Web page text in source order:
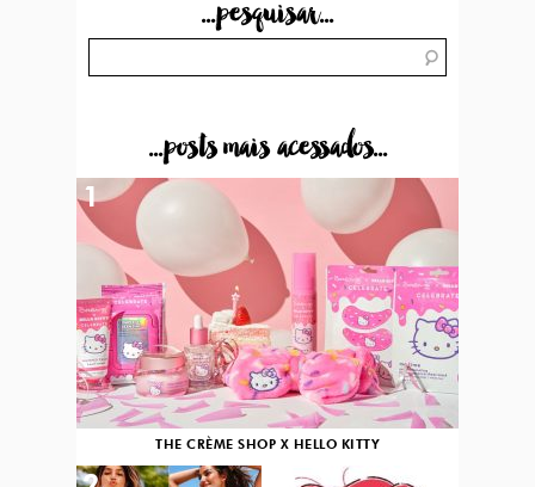
...pesquisar...
...posts mais acessados...
THE CRÈME SHOP X HELLO KITTY
1